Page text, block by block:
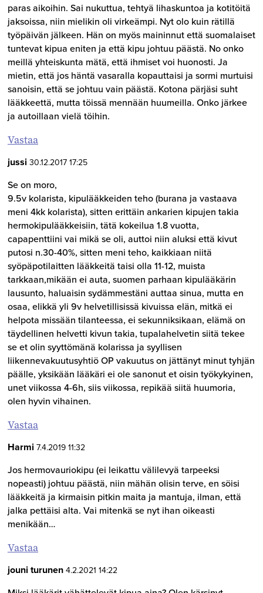
paras aikoihin. Sai nukuttua, tehtyä lihaskuntoa ja kotitöitä
jaksoissa, niin mielikin oli virkeämpi. Nyt olo kuin rätillä
työpäivän jälkeen. Hän on myös maininnut että suomalaiset
tuntevat kipua eniten ja että kipu johtuu päästä. No onko
meillä yhteiskunta mätä, että ihmiset voi huonosti. Ja
mietin, että jos häntä vasaralla kopauttaisi ja sormi murtuisi
sanoisin, että se johtuu vain päästä. Kotona pärjäsi suht
lääkkeettä, mutta töissä mennään huumeilla. Onko järkee
ja autoillaan vielä töihin.
Vastaa
jussi 30.12.2017 17:25
Se on moro,
9.5v kolarista, kipulääkkeiden teho (burana ja vastaava
meni 4kk kolarista), sitten erittäin ankarien kipujen takia
hermokipulääkkeisiin, tätä kokeilua 1.8 vuotta,
capapenttiini vai mikä se oli, auttoi niin aluksi että kivut
putosi n.30-40%, sitten meni teho, kaikkiaan niitä
syöpäpotilaitten lääkkeitä taisi olla 11-12, muista
tarkkaan,mikään ei auta, suomen parhaan kipulääkärin
lausunto, haluaisin sydämmestäni auttaa sinua, mutta en
osaa, elikkä yli 9v helvetillisissä kivuissa elän, mitkä ei
helpota missään tilanteessa, ei sekunniksikaan, elämä on
täydellinen helvetti kivun takia, tupalahelvetin siitä tekee
se et olin syyttömänä kolarissa ja syyllisen
liikennevakuutusyhtiö OP vakuutus on jättänyt minut tyhjän
päälle, yksikään lääkäri ei ole sanonut et oisin työkykyinen,
unet viikossa 4-6h, siis viikossa, repikää siitä huumoria,
olen hyvin vihainen.
Vastaa
Harmi 7.4.2019 11:32
Jos hermovauriokipu (ei leikattu välilevyä tarpeeksi
nopeasti) johtuu päästä, niin mähän olisin terve, en söisi
lääkkeitä ja kirmaisin pitkin maita ja mantuja, ilman, että
jalka pettäisi alta. Vai mitenkä se nyt ihan oikeasti
menikään…
Vastaa
jouni turunen 4.2.2021 14:22